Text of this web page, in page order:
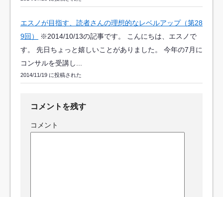
エスノが目指す、読者さんの理想的なレベルアップ（第28
9回）
※2014/10/13の記事です。 こんにちは、エスノで
す。 先日ちょっと嬉しいことがありました。 今年の7月に
コンサルを受講し...
2014/11/19 に投稿された
コメントを残す
コメント